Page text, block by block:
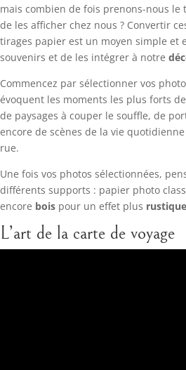
mais combien de fois prenons-nous
de les afficher chez nous ? Convertir
tirages papier est un moyen simple et
souvenirs et de les intégrer à notre
Commencez par sélectionner vos
évoquent les moments les plus forts
de paysages à couper le souffle, de
encore de scènes de la vie
rue.
Une fois vos photos sélectionnées,
différents supports : papier photo
encore bois pour un effet plus rustique
L’art de la carte de voyage